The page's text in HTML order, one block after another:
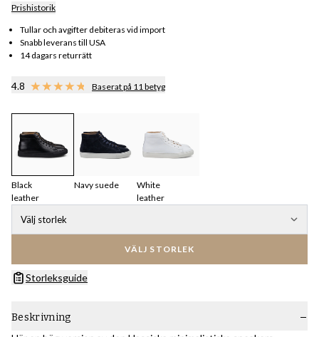
Prishistorik
Tullar och avgifter debiteras vid import
Snabb leverans till USA
14 dagars returrätt
4.8 Baserat på 11 betyg
Black
leather
Navy suede
White
leather
Välj storlek
VÄLJ STORLEK
Storleksguide
Beskrivning